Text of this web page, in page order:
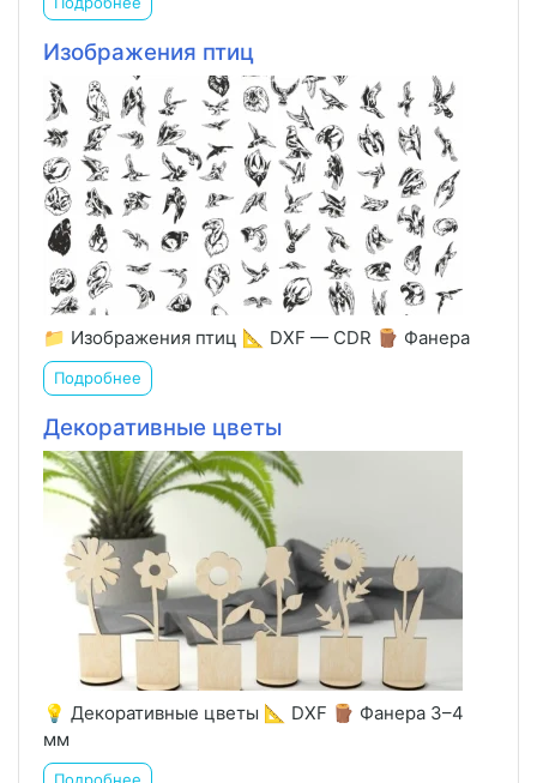
Изображения птиц
📁 Изображения птиц 📐 DXF — CDR 🪵 Фанера
Подробнее
Декоративные цветы
💡 Декоративные цветы 📐 DXF 🪵 Фанера 3–4
мм